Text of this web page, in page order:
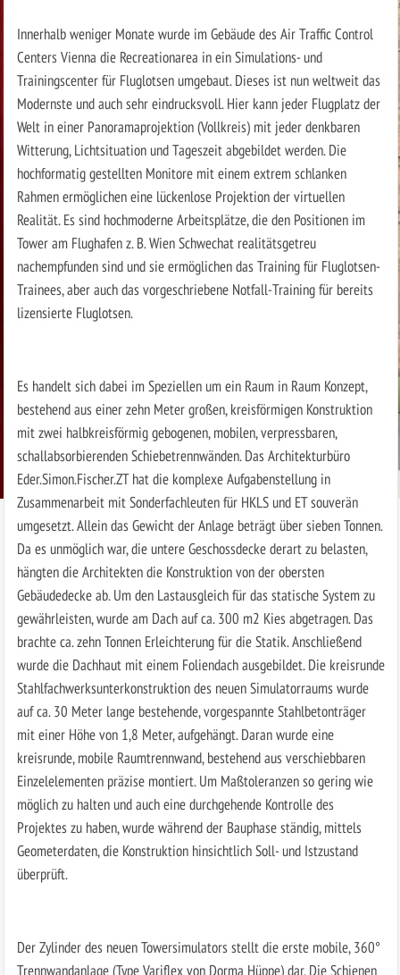
Innerhalb weniger Monate wurde im Gebäude des Air Traffic Control
Centers Vienna die Recreationarea in ein Simulations- und
Trainingscenter für Fluglotsen umgebaut. Dieses ist nun weltweit das
Modernste und auch sehr eindrucksvoll. Hier kann jeder Flugplatz der
Welt in einer Panoramaprojektion (Vollkreis) mit jeder denkbaren
Witterung, Lichtsituation und Tageszeit abgebildet werden. Die
hochformatig gestellten Monitore mit einem extrem schlanken
Rahmen ermöglichen eine lückenlose Projektion der virtuellen
Realität. Es sind hochmoderne Arbeitsplätze, die den Positionen im
Tower am Flughafen z. B. Wien Schwechat realitätsgetreu
nachempfunden sind und sie ermöglichen das Training für Fluglotsen-
Trainees, aber auch das vorgeschriebene Notfall-Training für bereits
lizensierte Fluglotsen.
Es handelt sich dabei im Speziellen um ein Raum in Raum Konzept,
bestehend aus einer zehn Meter großen, kreisförmigen Konstruktion
mit zwei halbkreisförmig gebogenen, mobilen, verpressbaren,
schallabsorbierenden Schiebetrennwänden. Das Architekturbüro
Eder.Simon.Fischer.ZT hat die komplexe Aufgabenstellung in
Zusammenarbeit mit Sonderfachleuten für HKLS und ET souverän
umgesetzt. Allein das Gewicht der Anlage beträgt über sieben Tonnen.
Da es unmöglich war, die untere Geschossdecke derart zu belasten,
hängten die Architekten die Konstruktion von der obersten
Gebäudedecke ab. Um den Lastausgleich für das statische System zu
gewährleisten, wurde am Dach auf ca. 300 m2 Kies abgetragen. Das
brachte ca. zehn Tonnen Erleichterung für die Statik. Anschließend
wurde die Dachhaut mit einem Foliendach ausgebildet. Die kreisrunde
Stahlfachwerksunterkonstruktion des neuen Simulatorraums wurde
auf ca. 30 Meter lange bestehende, vorgespannte Stahlbetonträger
mit einer Höhe von 1,8 Meter, aufgehängt. Daran wurde eine
kreisrunde, mobile Raumtrennwand, bestehend aus verschiebbaren
Einzelelementen präzise montiert. Um Maßtoleranzen so gering wie
möglich zu halten und auch eine durchgehende Kontrolle des
Projektes zu haben, wurde während der Bauphase ständig, mittels
Geometerdaten, die Konstruktion hinsichtlich Soll- und Istzustand
überprüft.
Der Zylinder des neuen Towersimulators stellt die erste mobile, 360°
Trennwandanlage (Type Variflex von Dorma Hüppe) dar. Die Schienen